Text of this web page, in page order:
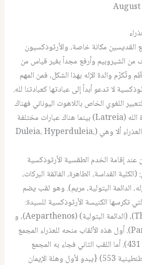
القديسين مكانة خاصة، والأرثوذكسيون
من الشيروبيم وأرفع مجداً بغير قياس من
والدة الإله بهذا الشكل، فمن المهم
لا تدعو أبداً إلى عبادتها كعبادتنا لله.
اللغوي الخاص باللاهوت اليوناني فهناك
كلمة خاصة مكرّسة لعبادة الله (Latreia) بينما هناك عبارات مختلفة
تُستخدم بالنسبة لتكريم العذراء ألا وهي (Duleia، Hyperduleia،
إقامة الخدم الطقسية الأرثوذكسية
القداسة، الطاهرة، الفائقة البركات،
الدائمة البتولية، مريم). وهو لقب يضم
تكرسها الكنيسة الأرثوذكسية للسيدة:
(والدة الإله) (Theotokos)، (الدائمة البتولية) (Aeparthenos)، و
(الكلية القداسة) (Panagia). أول هذه الألقاب منحه للعذراء المجمع
المسكوني الثالث (أفسس 431). أما اللقب الثاني فجاء به المجمع
المسكوني الخامس (القسطنطينية 553) {يبدو لأول وهلة الإيمان